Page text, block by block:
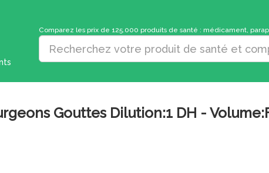
Comparez les prix de 125.000 produits de santé : médicament,
Gouttes Dilution:1 DH -